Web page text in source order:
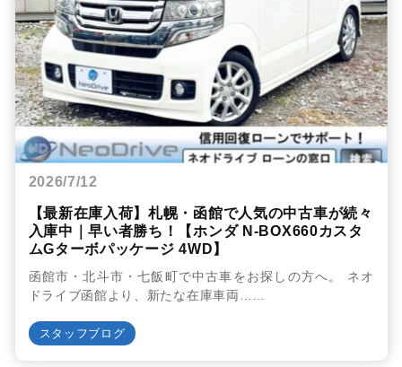
2026/7/12
【最新在庫入荷】札幌・函館で人気の中古車が続々
入庫中｜早い者勝ち！【ホンダ N-BOX660カスタ
ムGターボパッケージ 4WD】
函館市・北斗市・七飯町で中古車をお探しの方へ。 ネオ
ドライブ函館より、新たな在庫車両……
スタッフブログ